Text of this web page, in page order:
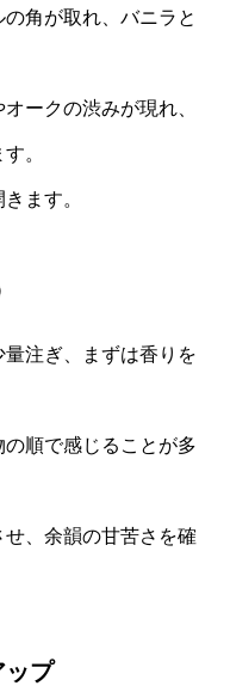
角が取れ、バニラと
ークの渋みが現れ、
。
ます。
注ぎ、まずは香りを
順で感じることが多
、余韻の甘苦さを確
ップ